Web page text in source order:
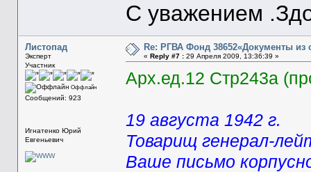
С уважением
Листопад
Эксперт
Участник
Оффлайн
Сообщений: 923
Игнатенко Юрий
Евгеньевич
Re: РГВА Фонд 38652«Документы из
«Reply #7 : 29 Апреля 2009, 13:36:39 »
Арх.ед.12 Стр243а
19 августа 1942 г.
Товарищ генерал-
Ваше письмо